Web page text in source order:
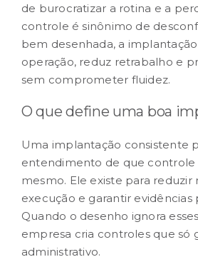
CONTEÚDO
RESULTADOS
CONTATO
de burocratizar a rotina e a
controle é sinônimo de
bem desenhada, a
operação, reduz retrabalho e
sem comprometer fluidez.
O que define uma boa
Uma implantação consistente
entendimento de que controle
mesmo. Ele existe para reduzir
execução e garantir evidências
Quando o desenho ignora
empresa cria controles que só
administrativo.